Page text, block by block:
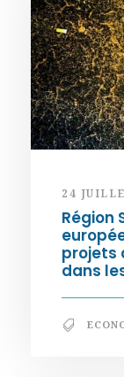
24
Région
projets
dans